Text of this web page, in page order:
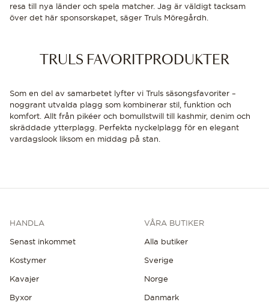
resa till nya länder och spela matcher. Jag är väldigt tacksam
över det här sponsorskapet, säger Truls Möregårdh.
TRULS FAVORITPRODUKTER
Som en del av samarbetet lyfter vi Truls säsongsfavoriter –
noggrant utvalda plagg som kombinerar stil, funktion och
komfort. Allt från pikéer och bomullstwill till kashmir, denim och
skräddade ytterplagg. Perfekta nyckelplagg för en elegant
vardagslook liksom en middag på stan.
HANDLA
Senast inkommet
Kostymer
Kavajer
Byxor
VÅRA BUTIKER
Alla butiker
Sverige
Norge
Danmark